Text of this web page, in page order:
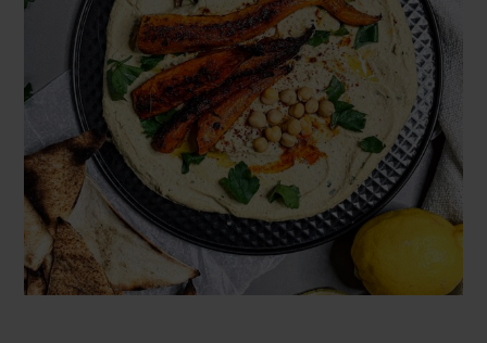
Ceva Dulce
Biscuiți, Bomboane și
Fursecuri
Brioșe și Checuri
Budinci, Jeleuri și Sufleuri
Cheesecake
Cozonaci
Deserturi Sănătoase